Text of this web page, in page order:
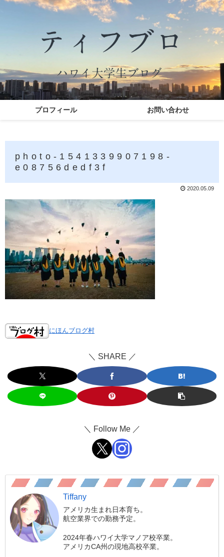
プロフィール お問い合わせ
photo-1541339907198-
e08756dedf3f
2020.05.09
にほんブログ村
＼ SHARE ／
＼ Follow Me ／
Tiffany
アメリカ生まれ日本育ち。
航空業界での勤務予定。
2024年春ハワイ大学マノア校卒業。
アメリカCA州の現地高校卒業。